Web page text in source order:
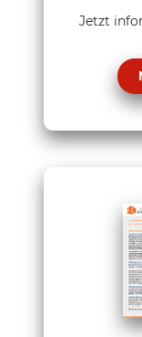
Jetzt